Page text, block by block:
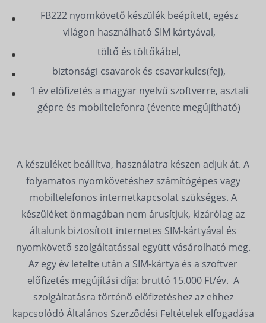
FB222 nyomkövető készülék beépített, egész
világon használható SIM kártyával,
töltő és töltőkábel,
biztonsági csavarok és csavarkulcs(fej),
1 év előfizetés a magyar nyelvű szoftverre, asztali
gépre és mobiltelefonra (évente megújítható)
A készüléket beállítva, használatra készen adjuk át. A
folyamatos nyomkövetéshez számítógépes vagy
mobiltelefonos internetkapcsolat szükséges. A
készüléket önmagában nem árusítjuk, kizárólag az
általunk biztosított internetes SIM-kártyával és
nyomkövető szolgáltatással együtt vásárolható meg.
Az egy év letelte után a SIM-kártya és a szoftver
előfizetés megújítási díja: bruttó 15.000 Ft/év. A
szolgáltatásra történő előfizetéshez az ehhez
kapcsolódó Általános Szerződési Feltételek elfogadása